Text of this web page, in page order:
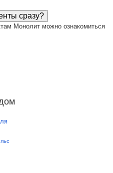
сразу?
Монолит можно ознакомиться